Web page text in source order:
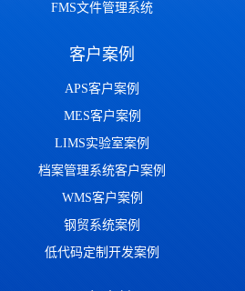
FMS文件管理系统
客户案例
APS客户案例
MES客户案例
LIMS实验室案例
档案管理系统客户案例
WMS客户案例
钢贸系统案例
低代码定制开发案例